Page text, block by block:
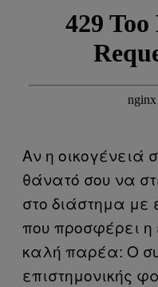
Αν η οικογένειά
θάνατό σου να
στο διάστημα
που προσφέρει η
καλή παρέα: Ο
επιστημονικής